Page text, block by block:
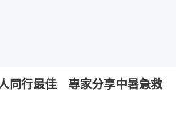
同行最佳 專家分享中暑急救